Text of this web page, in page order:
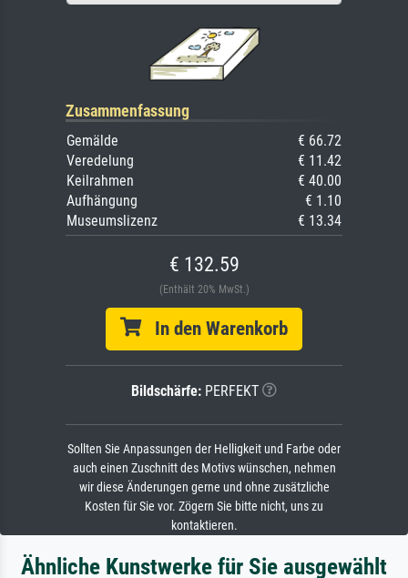
Zusammenfassung
Gemälde
€ 66.72
Veredelung
€ 11.42
Keilrahmen
€ 40.00
Aufhängung
€ 1.10
Museumslizenz
€ 13.34
€ 132.59
(Enthält 20% MwSt.)
In den Warenkorb
Bildschärfe: PERFEKT
Sollten Sie Anpassungen der Helligkeit und Farbe oder
auch einen Zuschnitt des Motivs wünschen, nehmen
wir diese Änderungen gerne und ohne zusätzliche
Kosten für Sie vor. Zögern Sie bitte nicht, uns zu
kontaktieren.
Ähnliche Kunstwerke für Sie ausgewählt